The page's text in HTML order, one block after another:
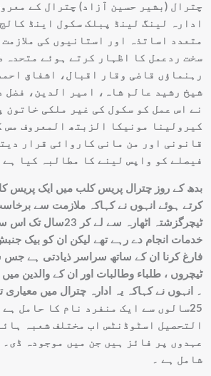
چترال (بشیر حسین آزاد) چترال کے
ادارہ لینگ لینڈ پبلک سکول اینڈ
متعدد اساتذہ اور استانیوں کی
سخت ردعمل کا اظہار کرتے ہوئے متحدہ
رہنماؤں قاضی وقار اقبال، اشفاق
شیخ رشید عالم شاہ، امیر الدین، فضل
نے اس عمل کو سکول کی غیر ملکی خاتون
کیرولینا مونیکا الزبتھ المعروف مس
قانونی اور من مانی کاروائی قرار
فیصلے کو واپس لینے کا مطالبہ کیا ہے
بدھ کے روز چترال پریس کلب میں ایک پریس
کرتے ہوئے انہوں نے کہاکہ ملازمت سے
ٹیچرگزشتہ اٹھارہ سے
خدمات انجام دے رہے تھے لیکن ان کو بیک
فارغ کرنا ان کے ساتھ سراسر ذیادتی ہے
ٹیچروں ، طلباء وطالبات اور ان کے والدین
۔ انہوں نے کہاکہ یہ ادارہ چترال میں معیاری
25سالوں سے ایک منفرد نام کا حامل
التحصیل اسٹوڈنٹس اب مختلف شعبہ
عہدوں پر فائز ہیں جن میں موجودہ
شامل ہے ۔